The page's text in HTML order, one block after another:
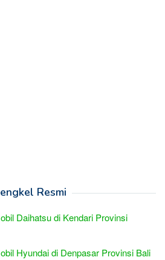
Resmi
Daihatsu di Kendari Provinsi
Hyundai di Denpasar Provinsi Bali